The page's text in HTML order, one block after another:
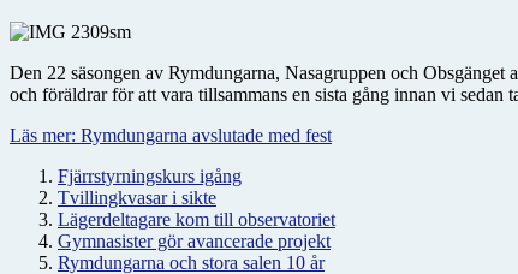
Den 22 säsongen av Rymdungarna, Nasagruppen och
och föräldrar för att vara tillsammans en sista gång innan vi sedan
Läs mer: Rymdungarna avslutade med fest
Fjärrstyrningskurs igång
Tvillingkvasar i sikte
Lägerdeltagare kom till observatoriet
Gymnasister gör avancerade projekt
Rymdungarna och stora salen 10 år